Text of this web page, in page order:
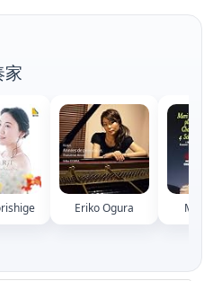
家
Eriko Ogura Mari